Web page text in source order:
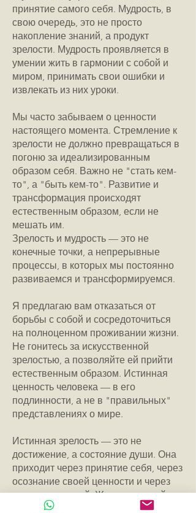
принятие самого себя. Мудрость, в
свою очередь, это не просто
накопление знаний, а продукт
зрелости. Мудрость проявляется в
умении жить в гармонии с собой и
миром, принимать свои ошибки и
извлекать из них уроки.
Мы часто забываем о ценности
настоящего момента. Стремление к
зрелости не должно превращаться в
погоню за идеализированным
образом себя. Важно не "стать кем-
то", а "быть кем-то". Развитие и
трансформация происходят
естественным образом, если не
мешать им.
Зрелость и мудрость — это не
конечные точки, а непрерывные
процессы, в которых мы постоянно
развиваемся и трансформируемся.
Я предлагаю вам отказаться от
борьбы с собой и сосредоточиться
на полноценном проживании жизни.
Не гонитесь за искусственной
зрелостью, а позволяйте ей прийти
естественным образом. Истинная
ценность человека — в его
подлинности, а не в "правильных"
представлениях о мире.
Истинная зрелость — это не
достижение, а состояние души. Она
приходит через принятие себя, через
осознание своей ценности и через
отказ от иллюзий. Живите полной
жизнью, принимайте себя со всеми